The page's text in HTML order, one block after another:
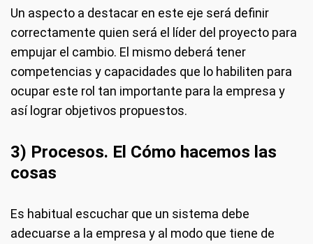
Un aspecto a destacar en este eje será definir
correctamente quien será el líder del proyecto para
empujar el cambio. El mismo deberá tener
competencias y capacidades que lo habiliten para
ocupar este rol tan importante para la empresa y
así lograr objetivos propuestos.
3) Procesos. El Cómo hacemos las
cosas
Es habitual escuchar que un sistema debe
adecuarse a la empresa y al modo que tiene de